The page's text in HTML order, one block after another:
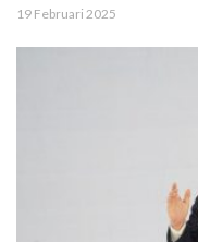
19 Februari 2025